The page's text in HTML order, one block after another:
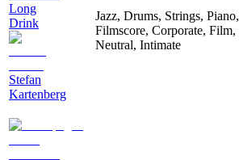
Long
Drink
Stefan
Kartenberg
Jazz, Drums, Strings, Piano,
Filmscore, Corporate, Film,
Neutral, Intimate